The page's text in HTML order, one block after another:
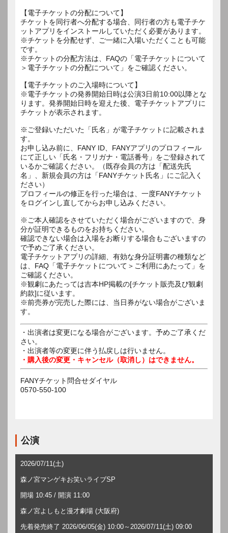
【電子チケットの分配について】
チケットを同行者へ分配する場合、同行者の方も電子チケ
ットアプリをインストールしていただく必要があります。
※チケットを分配せず、ご一緒に入場いただくことも可能
です。
※チケットの分配方法は、FAQの「電子チケットについて
＞電子チケットの分配について」をご確認ください。
【電子チケットのご入場時について】
※電子チケットの発券開始日時は公演3日前10:00以降とな
ります。発券開始日時を迎えた後、電子チケットアプリに
チケットが表示されます。
※ご登録いただいた「氏名」が電子チケットに記載されま
す。
お申し込み前に、FANY ID、FANYアプリのプロフィール
にて正しい「氏名・フリガナ・電話番号」をご登録されて
いるかご確認ください。（既存会員の方は「配送先氏
名」、新規会員の方は「FANYチケット氏名」にご記入く
ださい）
プロフィールの修正を行った場合は、一度FANYチケット
をログインし直してからお申し込みください。
※ご本人確認をさせていただく場合がございますので、身
分が証明できるものをお持ちください。
確認できない場合は入場をお断りする場合もございますの
で予めご了承ください。
電子チケットアプリの詳細、有効な身分証明書の種類など
は、FAQ「電子チケットについて＞ご利用にあたって」を
ご確認ください。
※観劇にあたっては吉本HP掲載の[チケット販売及び観劇
約款]に従います。
※前売券が完売した際には、当日券がない場合がございま
す。
・出演者は変更になる場合がございます。予めご了承くだ
さい。
・出演者等の変更に伴う払戻しは行いません。
・購入後の変更・キャンセル（取消し）はできません。
FANYチケット問合せダイヤル
0570-550-100
公演
2026/07/11(土)
森ノ宮マンゲキお笑いライブSP
開場 10:45 / 開演 11:00
森ノ宮よしもと漫才劇場 (大阪府)
先着発売終了 2026/06/05(金) 10:00～2026/07/11(土) 09:00